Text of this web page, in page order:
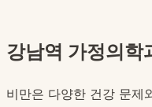
강남역 가정의학
비만은 다양한 건강 문제